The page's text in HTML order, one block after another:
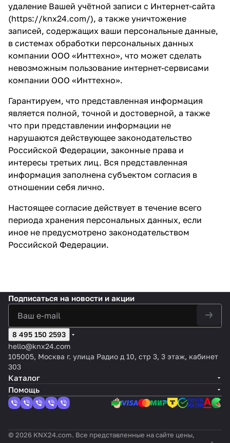
удаление Вашей учётной записи с Интернет-сайта
(https://knx24.com/), а также уничтожение
записей, содержащих ваши персональные данные,
в системах обработки персональных данных
компании ООО «Инттехно», что может сделать
невозможным пользование интернет-сервисами
компании ООО «Инттехно».
Гарантируем, что представленная информация
является полной, точной и достоверной, а также
что при представлении информации не
нарушаются действующее законодательство
Российской Федерации, законные права и
интересы третьих лиц. Вся представленная
информация заполнена субъектом согласия в
отношении себя лично.
Настоящее согласие действует в течение всего
периода хранения персональных данных, если
иное не предусмотрено законодательством
Российской Федерации.
Подписаться на новости и акции
8 495 150 2593
hello@knx24.com
105005, Москва г. улица Радио д 10, стр 3, 3 этаж, кабинет
303
Каталог
Помощь
© 2026 KNX24.com. Все представленные на сайте цены,